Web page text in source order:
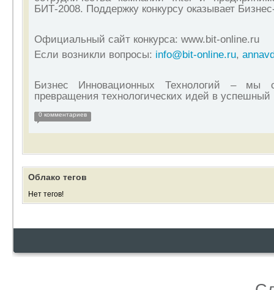
БИТ-2008. Поддержку конкурсу оказывает
Официальный сайт конкурса: www.bit-online.ru
Если возникли вопросы: info@bit-online.ru,
Бизнес Инновационных Технологий – мы
превращения технологических идей в успешный
0 комментариев
Облако тегов
Нет тегов!